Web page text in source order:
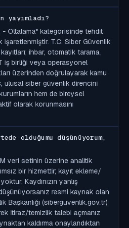
yayımladı?
- Oltalama" kategorisinde tehdit
T.C. Siber Güvenlik
ihbar, otomatik tarama,
iş birliği veya operasyonel
üzerinden doğrulayarak kamu
ulusal siber güvenlik direncini
hem de bireysel
olarak korunmasını
olduğumu düşünüyorum,
veri setinin üzerine analitik
bir hizmettir; kayıt ekleme/
Kaydınızın yanlış
düşünüyorsanız resmi kaynak olan
Başkanlığı (siberguvenlik.gov.tr)
itiraz/temizlik talebi açmanız
kaldırma onaylandıktan